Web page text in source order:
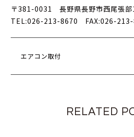
〒381-0031 長野県長野市西尾張
TEL:026-213-8670 FAX:026-213-
エアコン取付
RELATED